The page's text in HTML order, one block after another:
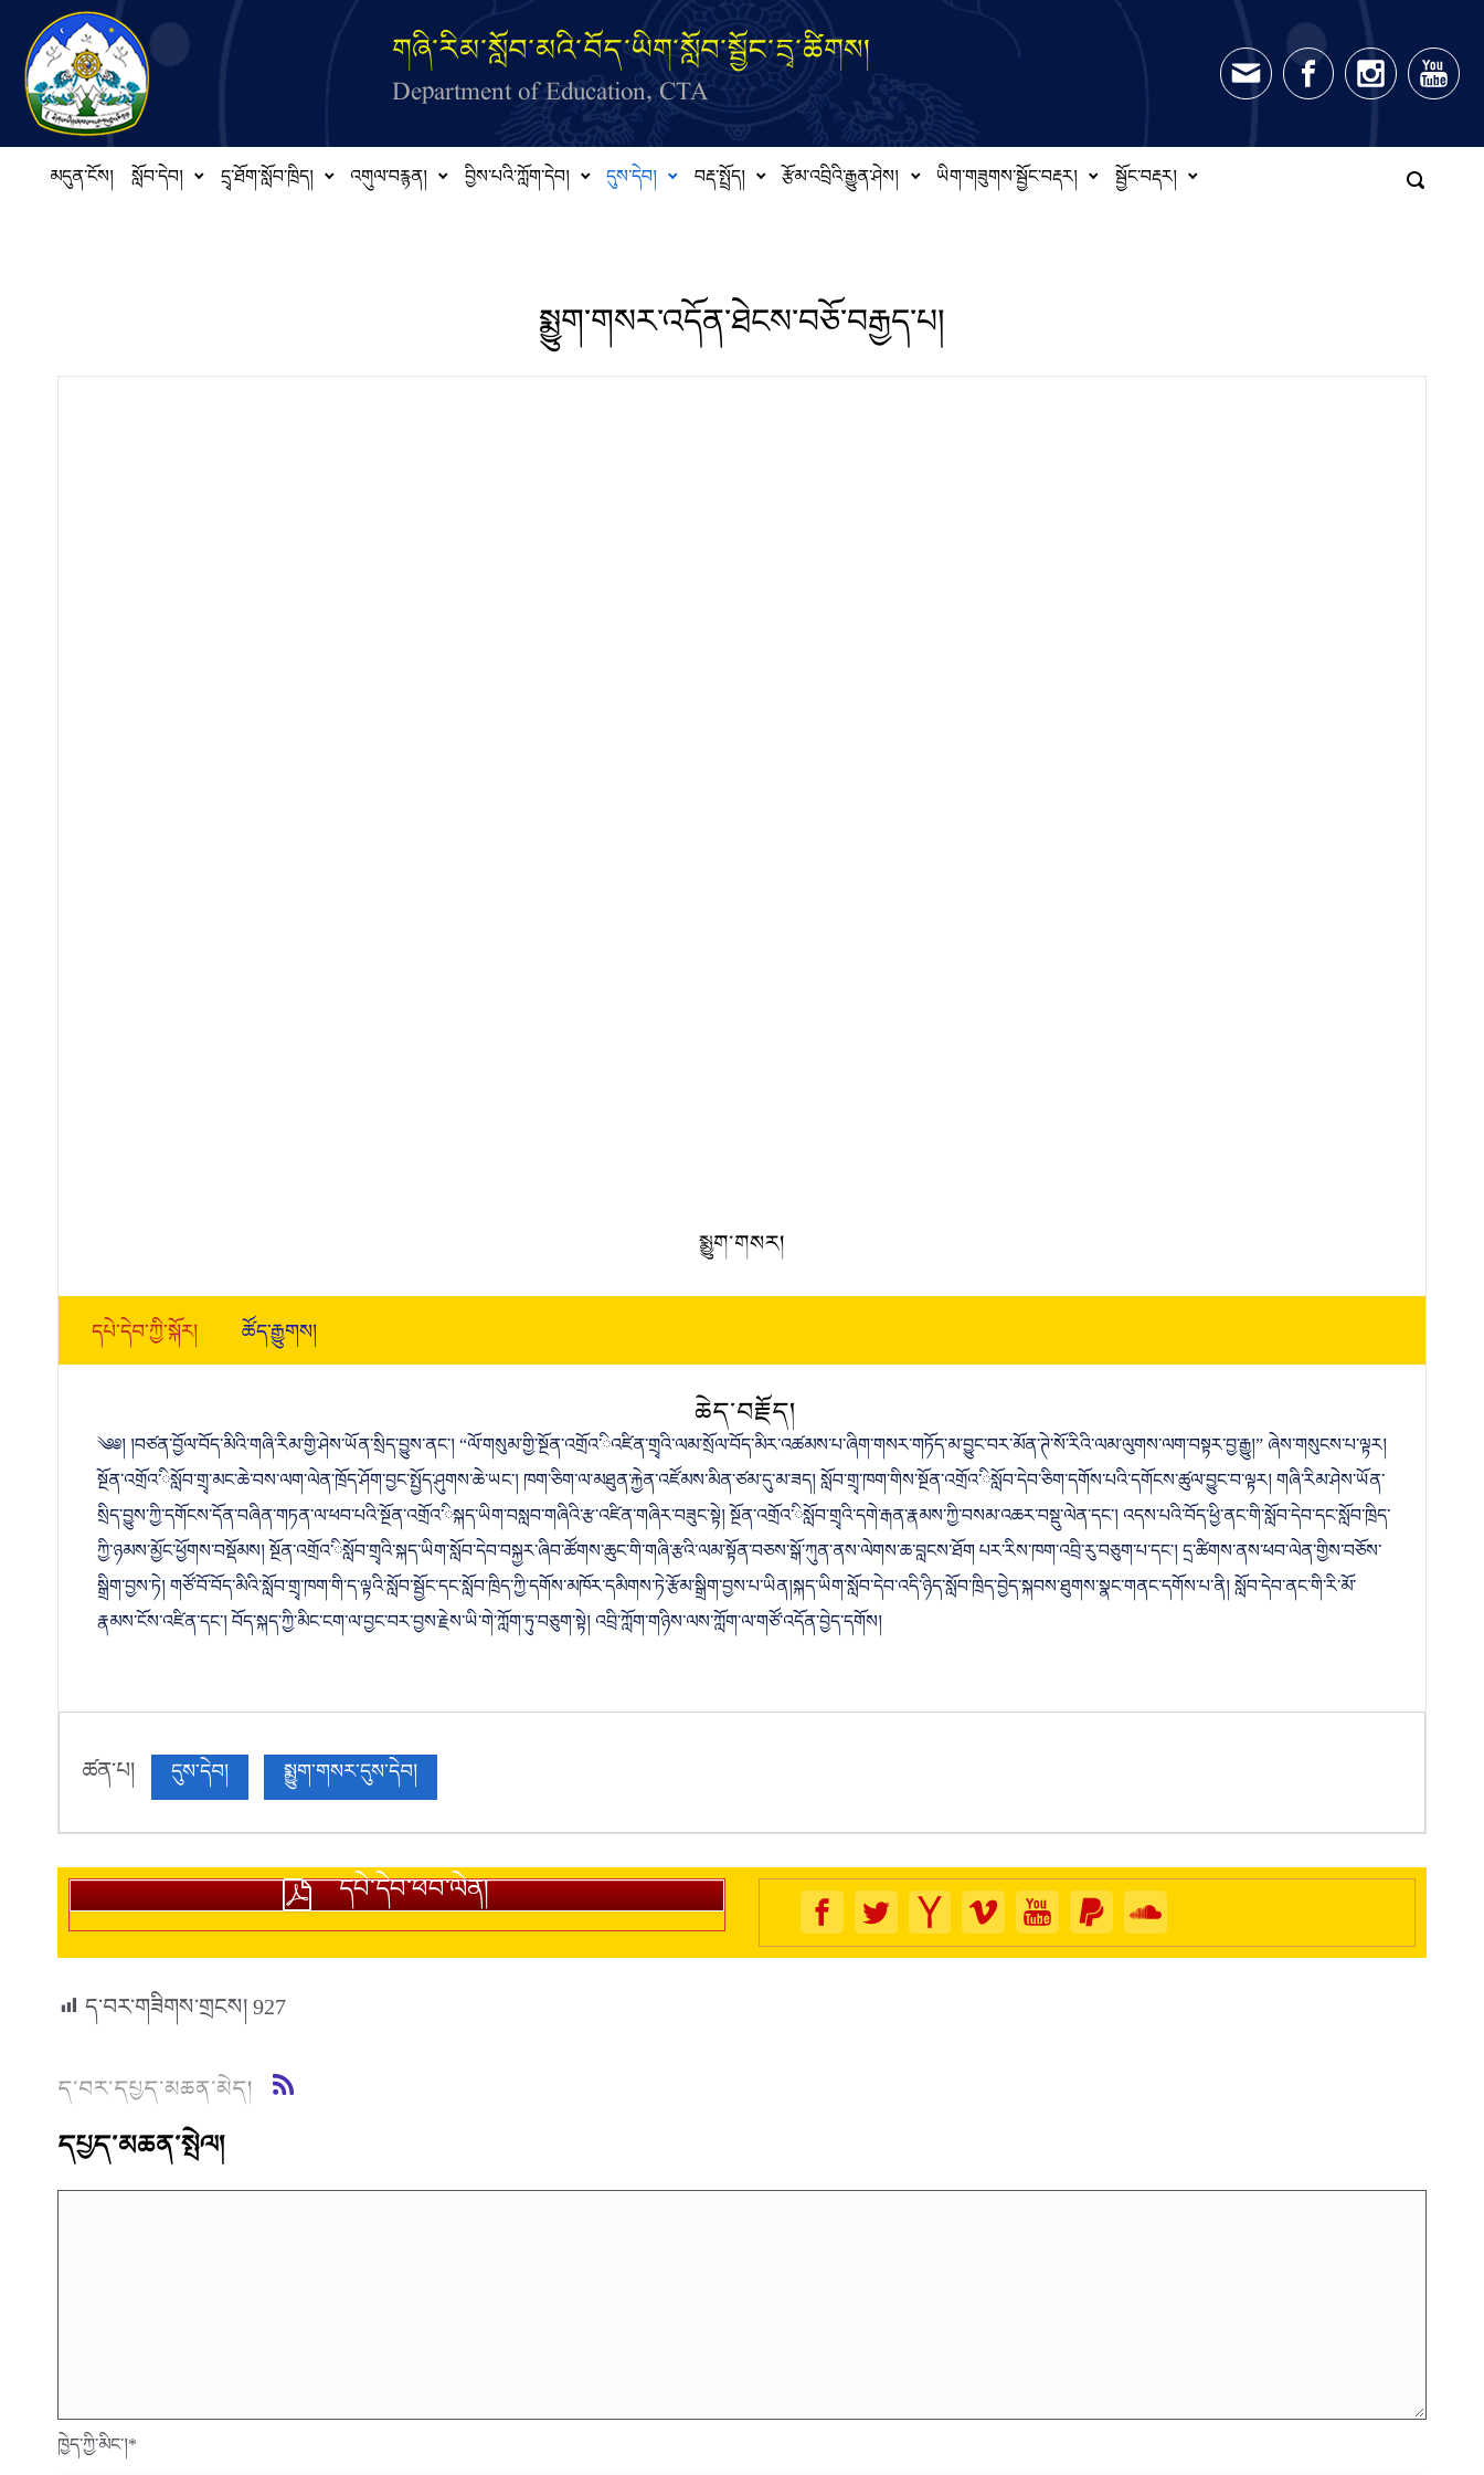
Skip to main content
གཞི་རིམ་སློབ་མའི་བོད་ཡིག་སློབ་སྦྱོང་དྲྭ་ཚིགས།
Department of Education, CTA
མདུན་ངོས། སློབ་དེབ། དྲྭ་ཐོག་སློབ་ཁྲིད། འགུལ་བརྙན། བྱིས་པའི་ཀློག་དེབ། དུས་དེབ། བརྡ་སྤྲོད། རྩོམ་འབྲིའི་རྒྱུན་ཤེས། ཡིག་གཟུགས་སྦྱོང་བརྡར། སྦྱོང་བརྡར།
སྨྱུག་གསར་འདོན་ཐེངས་བཅོ་བརྒྱད་པ།
སྨྱུག་གསར།
དཔེ་དེབ་ཀྱི་སྐོར། ཚོད་རྒྱུགས།
ཆེད་བརྗོད།
༄༅། །བཙན་བྱོལ་བོད་མིའི་གཞི་རིམ་གྱི་ཤེས་ཡོན་སྲིད་བྱུས་ནང་། “ལོ་གསུམ་གྱི་སྔོན་འགྲོའ་ིའཛིན་གྲྭའི་ལམ་སྲོལ་བོད་མིར་འཚམས་པ་ཞིག་གསར་གཏོད་མ་བྱུང་བར་མོན་ཊེ་སོ་རིའི་ལམ་ལུགས་ལག་བསྟར་བྱ་རྒྱུ།” ཞེས་གསུངས་པ་ལྟར།
སྔོན་འགྲོའ་ིསློབ་གྲྭ་མང་ཆེ་བས་ལག་ལེན་ཁྲོད་ཤོག་བྱང་སྤྱོད་ཤུགས་ཆེ་ཡང་། ཁག་ཅིག་ལ་མཐུན་རྐྱེན་འཛོམས་མིན་ཙམ་དུ་མ་ཟད། སློབ་གྲྭ་ཁག་གིས་སྔོན་འགྲོའ་ིསློབ་དེབ་ཅིག་དགོས་པའི་དགོངས་ཚུལ་བྱུང་བ་ལྟར། གཞི་རིམ་ཤེས་ཡོན་
སྲིད་བྱུས་ཀྱི་དགོངས་དོན་བཞིན་གཏན་ལ་ཕབ་པའི་སྔོན་འགྲོའ་ིསྐད་ཡིག་བསླབ་གཞིའི་རྩ་འཛིན་གཞིར་བཟུང་སྟེ། སྔོན་འགྲོའ་ིསློབ་གྲྭའི་དགེ་རྒན་རྣམས་ཀྱི་བསམ་འཆར་བསྡུ་ལེན་དང་། འདས་པའི་བོད་ཕྱི་ནང་གི་སློབ་དེབ་དང་སློབ་ཁྲིད་
ཀྱི་ཉམས་མྱོང་ཕྱོགས་བསྡོམས། སྔོན་འགྲོའ་ིསློབ་གྲྭའི་སྐད་ཡིག་སློབ་དེབ་བསྐྱར་ཞིབ་ཚོགས་ཆུང་གི་གཞི་རྩའི་ལམ་སྟོན་བཅས་སྒོ་ཀུན་ནས་ལེགས་ཆ་བླངས་ཐོག པར་རིས་ཁག་འབྲི་རུ་བཅུག་པ་དང་། དྲ་ཚིགས་ནས་ཕབ་ལེན་གྱིས་བཅོས་
སྒྲིག་བྱས་ཏེ། གཙོ་བོ་བོད་མིའི་སློབ་གྲྭ་ཁག་གི་ད་ལྟའི་སློབ་སྦྱོང་དང་སློབ་ཁྲིད་ཀྱི་དགོས་མཁོར་དམིགས་ཏེ་རྩོམ་སྒྲིག་བྱས་པ་ཡིན།སྐད་ཡིག་སློབ་དེབ་འདི་ཉིད་སློབ་ཁྲིད་བྱེད་སྐབས་ཐུགས་སྣང་གནང་དགོས་པ་ནི། སློབ་དེབ་ནང་གི་རི་མོ་
རྣམས་ངོས་འཛིན་དང་། བོད་སྐད་ཀྱི་མིང་ངག་ལ་བྱང་བར་བྱས་རྗེས་ཡི་གེ་ཀློག་ཏུ་བཅུག་སྟེ། འབྲི་ཀློག་གཉིས་ལས་ཀློག་ལ་གཙོ་འདོན་བྱེད་དགོས།
ཚན་པ། དུས་དེབ། སྨྱུག་གསར་དུས་དེབ།
དཔེ་དེབ་ཕབ་ལེན།
ད་བར་གཟིགས་གྲངས།927
ད་བར་དཔྱད་མཆན་མེད།
དཔྱད་མཆན་སྤེལ།
ཁྱེད་ཀྱི་མིང་།*